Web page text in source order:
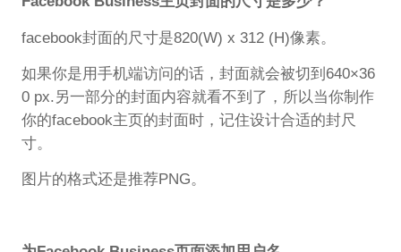
facebook封面的尺寸是820(W) x 312 (H)像素。
如果你是用手机端访问的话，封面就会被切到640×36
0 px.另一部分的封面内容就看不到了，所以当你制作
你的facebook主页的封面时，记住设计合适的封尺
寸。
图片的格式还是推荐PNG。